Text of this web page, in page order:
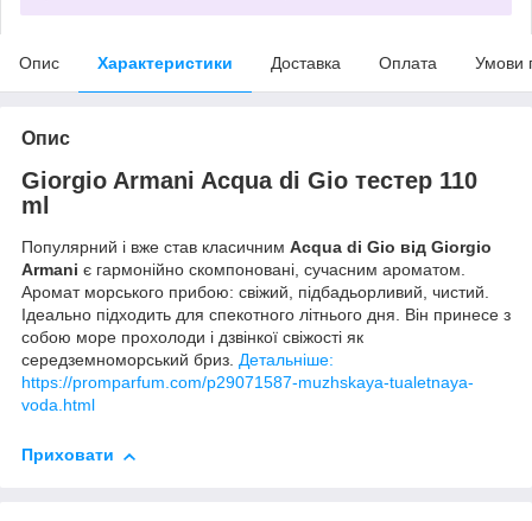
Опис Характеристики Доставка Оплата Умови
Опис
Giorgio Armani Acqua di Gio тестер 110
ml
Популярний і вже став класичним Acqua di Gio від Giorgio
Armani є гармонійно скомпоновані, сучасним ароматом.
Аромат морського прибою: свіжий, підбадьорливий, чистий.
Ідеально підходить для спекотного літнього дня. Він принесе з
собою море прохолоди і дзвінкої свіжості як
середземноморський бриз. Детальніше:
https://promparfum.com/p29071587-muzhskaya-tualetnaya-
voda.html
Приховати